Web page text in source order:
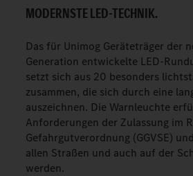
MODERNSTE LED-TECHNIK.
Das für Unimog Geräteträger der
Generation entwickelte LED-
setzt sich aus 20 besonders
zusammen, die sich durch eine
auszeichnen. Die Warnleuchte
Anforderungen der Zulassung im
Gefahrgutverordnung (GGVSE)
allen Straßen und auch auf der
werden.